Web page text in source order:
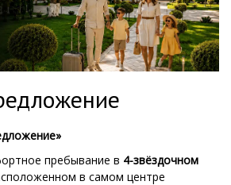
пребывание в 4-звёздочном
в самом центре